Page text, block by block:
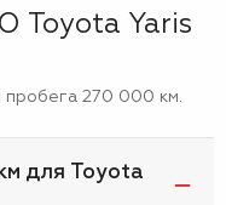
Toyota Yaris
пробега 270 000 км.
для Toyota